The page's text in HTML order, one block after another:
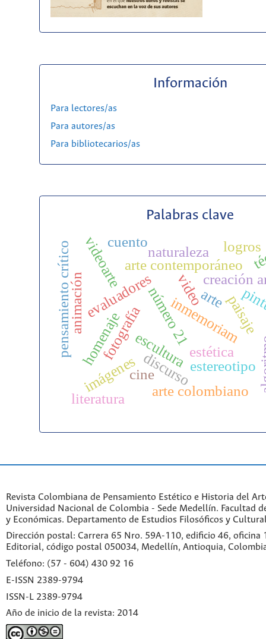
Información
Para lectores/as
Para autores/as
Para bibliotecarios/as
Palabras clave
evaluadores artepaisaje
video
escultura
discursoestereotipo
fotografía
arte contemporáneo
creación
homenaje inmemoriam
número 21
estética
cine
pensamiento críticoanimación
videoarte naturaleza
imágenes arte colombiano
logros
cuento
literatura
Revista Colombiana de Pensamiento Estético e Historia del
Universidad Nacional de Colombia - Sede Medellín. Facultad
y Económicas. Departamento de Estudios Filosóficos y
Dirección postal: Carrera 65 Nro. 59A-110, edificio 46, oficina
Editorial, código postal 050034, Medellín, Antioquia,
Teléfono: (57 - 604) 430 92 16
E-ISSN 2389-9794
ISSN-L 2389-9794
Año de inicio de la revista: 2014